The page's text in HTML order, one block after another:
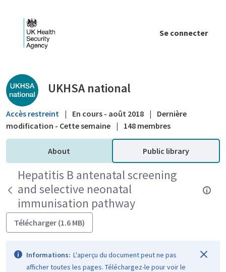
Se connecter
Public library - UKHSA national
UKHSA national
Accès restreint | En cours - août 2018 |
Dernière
modification - Cette semaine | 148 membres
About Public library
Hepatitis B antenatal screening
and selective neonatal
immunisation pathway
Télécharger (1.6 MB)
Informations: L'aperçu du document peut ne pas
afficher toutes les pages. Téléchargez-le pour voir le